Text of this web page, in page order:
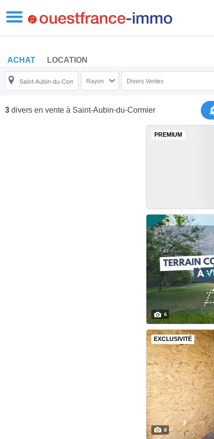
ACHAT LOCATION
Rayon Divers Ventes
3 divers en vente à Saint-Aubin-du-Cormier
PREMIUM
6
EXCLUSIVITÉ
8